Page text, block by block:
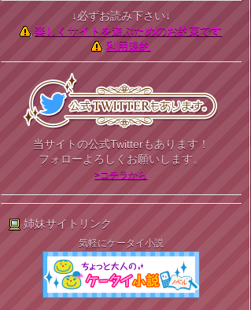
↓必ずお読み下さい↓
楽しくサイトを遊ぶためのお約束です
利用規約
当サイトの公式Twitterもあります！
フォローよろしくお願いします。
>コチラから
姉妹サイトリンク
気軽にケータイ小説